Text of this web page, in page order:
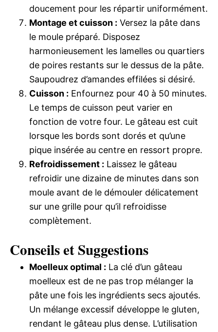
doucement pour les répartir uniformément.
Montage et cuisson : Versez la pâte dans
le moule préparé. Disposez
harmonieusement les lamelles ou quartiers
de poires restants sur le dessus de la pâte.
Saupoudrez d’amandes effilées si désiré.
Cuisson : Enfournez pour 40 à 50 minutes.
Le temps de cuisson peut varier en
fonction de votre four. Le gâteau est cuit
lorsque les bords sont dorés et qu’une
pique insérée au centre en ressort propre.
Refroidissement : Laissez le gâteau
refroidir une dizaine de minutes dans son
moule avant de le démouler délicatement
sur une grille pour qu’il refroidisse
complètement.
Conseils et Suggestions
Moelleux optimal : La clé d’un gâteau
moelleux est de ne pas trop mélanger la
pâte une fois les ingrédients secs ajoutés.
Un mélange excessif développe le gluten,
rendant le gâteau plus dense. L’utilisation